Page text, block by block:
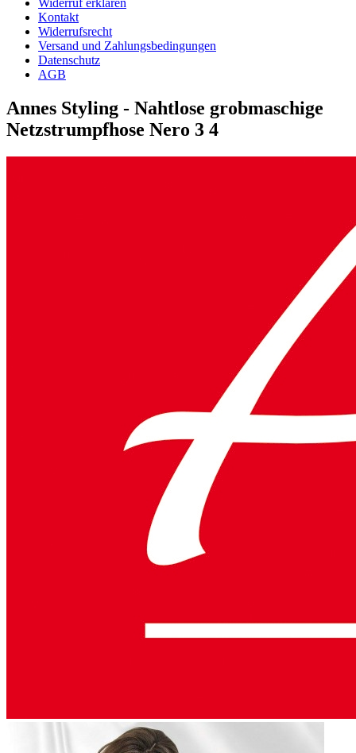
Widerruf erklären
Kontakt
Widerrufsrecht
Versand und Zahlungsbedingungen
Datenschutz
AGB
Annes Styling - Nahtlose grobmaschige
Netzstrumpfhose Nero 3 4